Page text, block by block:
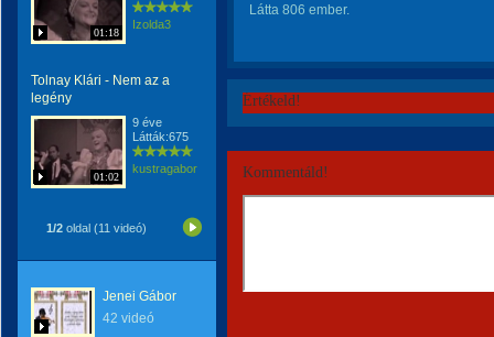
01:18
Izolda3
Tolnay Klári - Nem az a
legény
01:02
9 éve
Látták:675
kustragabor
1/2oldal (11 videó)
Jenei Gábor
42 videó
Látta 806 ember.
Értékeld!
Kommentáld!